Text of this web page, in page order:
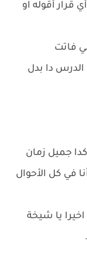
قرار أقوله او
فاتت
دا بدل
كدا جميل زمان
في كل الأحوال
اخيرا يا شيخة